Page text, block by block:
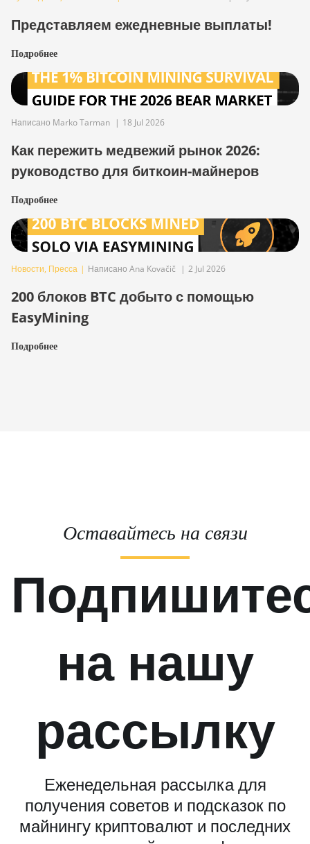
Представляем ежедневные выплаты!
Подробнее
Написано Marko Tarman | 18 Jul 2026
Как пережить медвежий рынок 2026:
руководство для биткоин-майнеров
Подробнее
Новости, Пресса | Написано Ana Kovačič | 2 Jul 2026
200 блоков BTC добыто с помощью
EasyMining
Подробнее
Оставайтесь на связи
на нашу
рассылку
Еженедельная рассылка для
получения советов и подсказок по
майнингу криптовалют и последних